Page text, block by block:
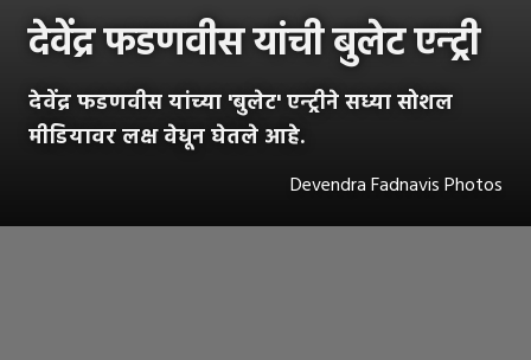
देवेंद्र फडणवीस यांची बुलेट एन्ट्री
देवेंद्र फडणवीस यांच्या 'बुलेट' एन्ट्रीने सध्या सोशल
मीडियावर लक्ष वेधून घेतले आहे.
Devendra Fadnavis Photos